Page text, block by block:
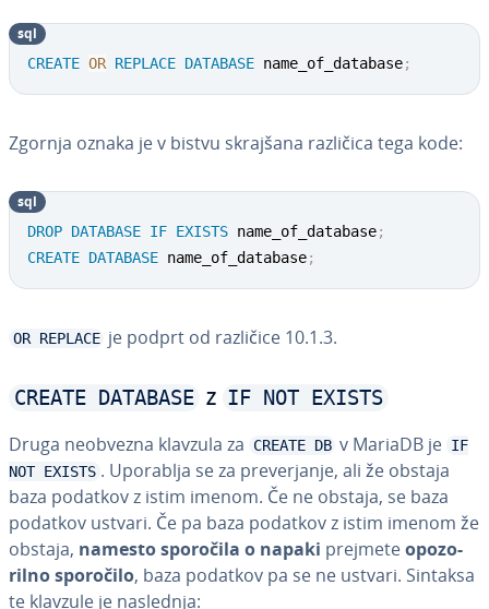
CREATE OR REPLACE DATABASE name_of_database;
sql
Zgornja oznaka je v bistvu skrajšana različica tega kode:
DROP DATABASE IF EXISTS name_of_database;
CREATE DATABASE name_of_database;
sql
OR REPLACE je podprt od različice 10.1.3.
CREATE DATABASE z IF NOT EXISTS
Druga neobvezna klavzula za CREATE DB v MariaDB je IF
NOT EXISTS . Uporablja se za pre­ver­ja­nje, ali že obstaja
baza podatkov z istim imenom. Če ne obstaja, se baza
podatkov ustvari. Če pa baza podatkov z istim imenom že
obstaja, namesto sporočila o napaki prejmeteopo­zo­
ril­no sporočilo, baza podatkov pa se ne ustvari. Sintaksa
te klavzule je naslednja: